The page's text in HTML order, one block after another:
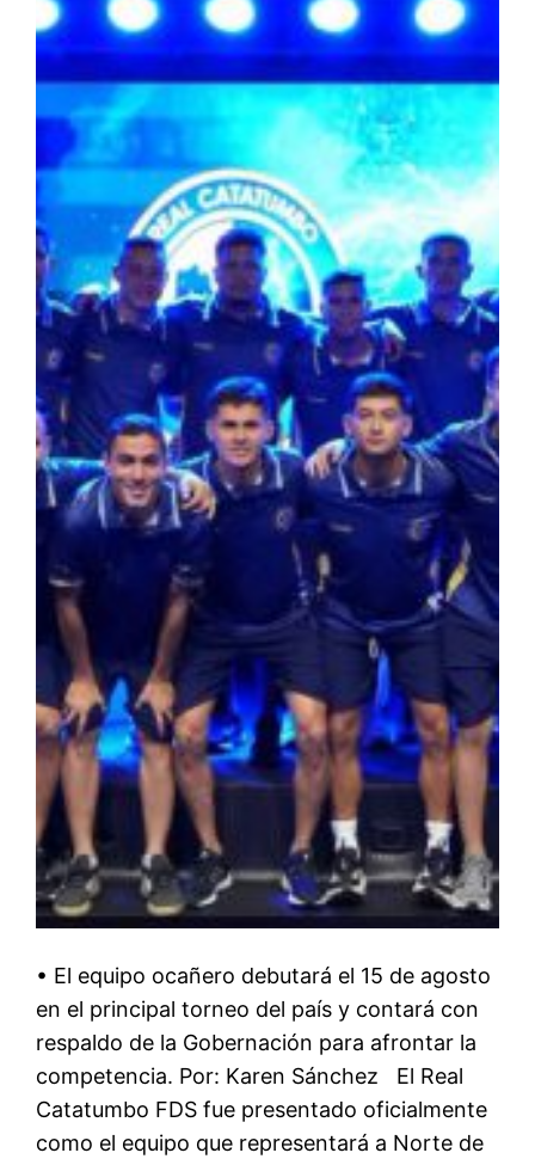
• El equipo ocañero debutará el 15 de agosto
en el principal torneo del país y contará con
respaldo de la Gobernación para afrontar la
competencia. Por: Karen Sánchez El Real
Catatumbo FDS fue presentado oficialmente
como el equipo que representará a Norte de